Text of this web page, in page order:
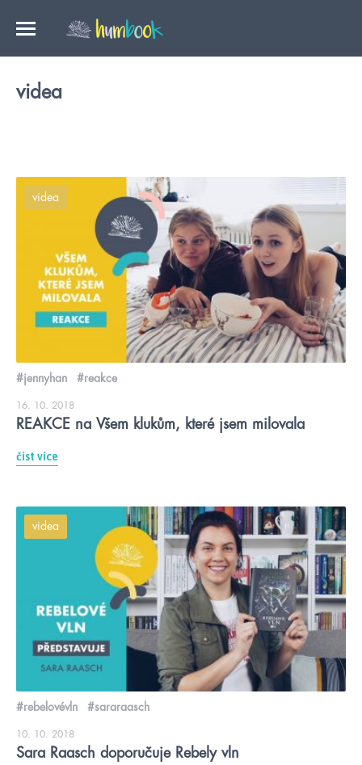
videa
videa
#jennyhan #reakce
16. 10. 2018
REAKCE na Všem klukům, které jsem milovala
číst více
videa
#rebelovévln #sararaasch
10. 10. 2018
Sara Raasch doporučuje Rebely vln